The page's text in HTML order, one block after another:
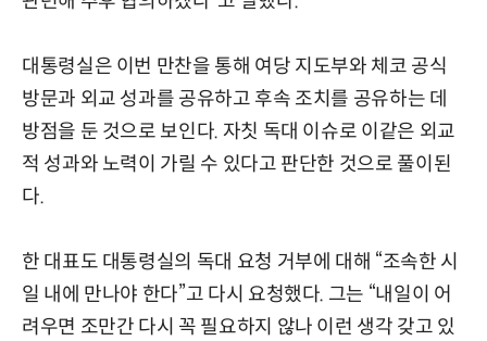
대통령실은 이번 만찬을 통해 여당 지도부와 체코 공식
방문과 외교 성과를 공유하고 후속 조치를 공유하는 데
방점을 둔 것으로 보인다. 자칫 독대 이슈로 이같은 외교
적 성과와 노력이 가릴 수 있다고 판단한 것으로 풀이된
다.
한 대표도 대통령실의 독대 요청 거부에 대해 “조속한 시
일 내에 만나야 한다”고 다시 요청했다. 그는 “내일이 어
려우면 조만간 다시 꼭 필요하지 않나 이런 생각 갖고 있